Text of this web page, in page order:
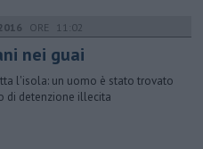
ORE 11:02
nei guai
l'isola: un uomo è stato trovato
di detenzione illecita